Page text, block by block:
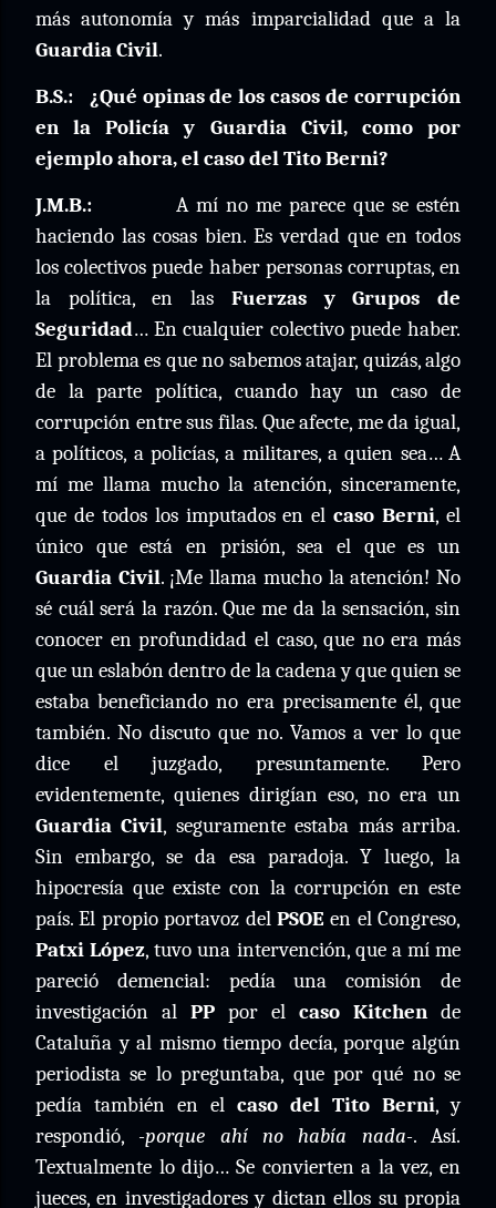
más autonomía y más imparcialidad que a la
Guardia Civil.
B.S.:
¿Qué opinas de los casos de corrupción
en la Policía y Guardia Civil, como por
ejemplo ahora, el caso del Tito Berni?
J.M.B.:
A mí no me parece que se estén
haciendo las cosas bien. Es verdad que en todos
los colectivos puede haber personas corruptas, en
la política, en las Fuerzas y Grupos de
Seguridad… En cualquier colectivo puede haber.
El problema es que no sabemos atajar, quizás, algo
de la parte política, cuando hay un caso de
corrupción entre sus filas. Que afecte, me da igual,
a políticos, a policías, a militares, a quien sea… A
mí me llama mucho la atención, sinceramente,
que de todos los imputados en elcaso Berni, el
único que está en prisión, sea el que es un
Guardia Civil. ¡Me llama mucho la atención! No
sé cuál será la razón. Que me da la sensación, sin
conocer en profundidad el caso, que no era más
que un eslabón dentro de la cadena y que quien se
estaba beneficiando no era precisamente él, que
también. No discuto que no. Vamos a ver lo que
dice el juzgado, presuntamente. Pero
evidentemente, quienes dirigían eso, no era un
Guardia Civil, seguramente estaba más arriba.
Sin embargo, se da esa paradoja. Y luego, la
hipocresía que existe con la corrupción en este
país. El propio portavoz del PSOE en el Congreso,
Patxi López, tuvo una intervención, que a mí me
pareció demencial: pedía una comisión de
investigación al PP por el caso Kitchen de
Cataluña y al mismo tiempo decía, porque algún
periodista se lo preguntaba, que por qué no se
pedía también en el caso del Tito Berni, y
respondió, -porque ahí no había nada-. Así.
Textualmente lo dijo… Se convierten a la vez, en
jueces, en investigadores y dictan ellos su propia